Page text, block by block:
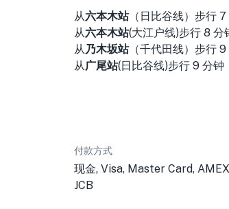
从六本木站（日比谷线） 步行 7
从六本木站(大江户线)步行 8 分
从乃木坂站（千代田线） 步行 9
从广尾站(日比谷线)步行 9 分钟
付款方式
现金, Visa, Master Card,
JCB